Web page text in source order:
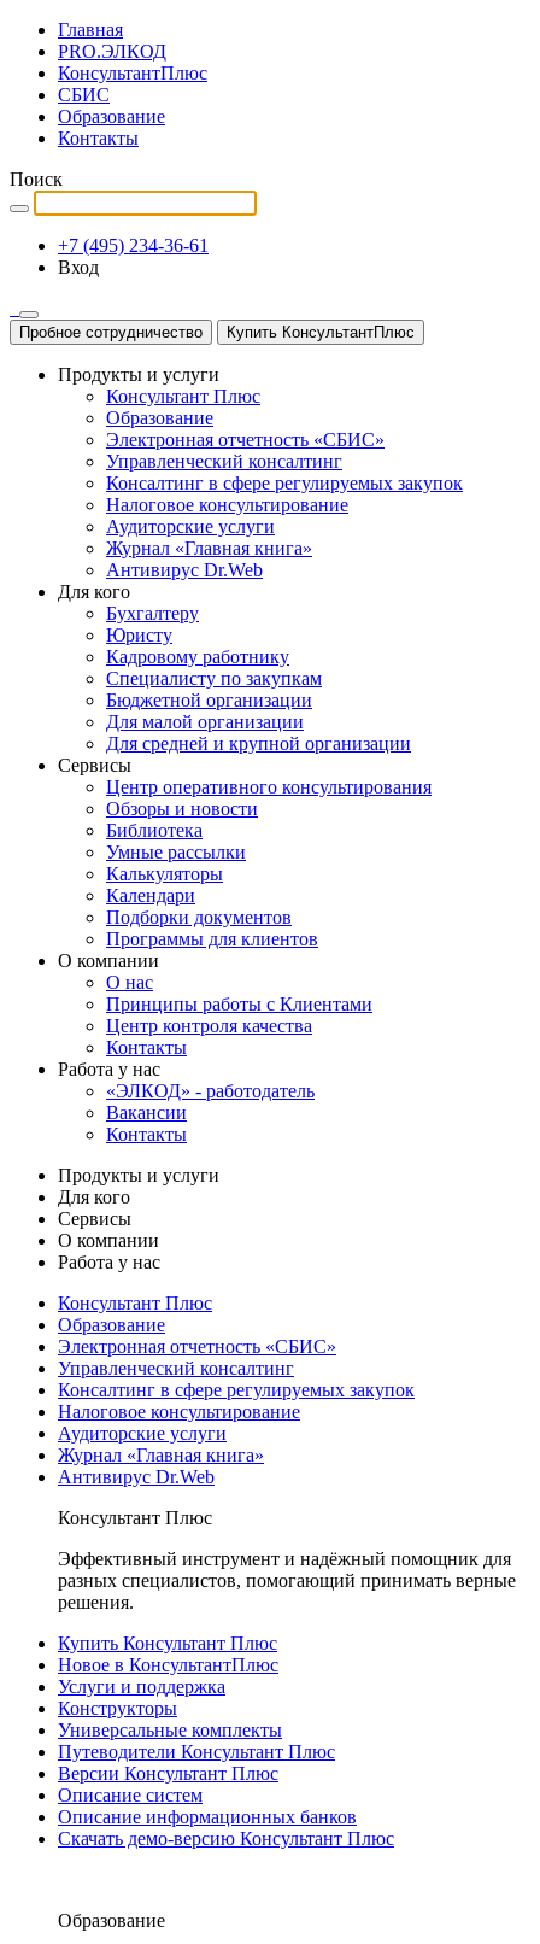
Главная
PRO.ЭЛКОД
КонсультантПлюс
СБИС
Образование
Контакты
Поиск
+7 (495) 234-36-61
Вход
Пробное сотрудничество Купить КонсультантПлюс
Продукты и услуги
Консультант Плюс
Образование
Электронная отчетность «СБИС»
Управленческий консалтинг
Консалтинг в сфере регулируемых закупок
Налоговое консультирование
Аудиторские услуги
Журнал «Главная книга»
Антивирус Dr.Web
Для кого
Бухгалтеру
Юристу
Кадровому работнику
Специалисту по закупкам
Бюджетной организации
Для малой организации
Для средней и крупной организации
Сервисы
Центр оперативного консультирования
Обзоры и новости
Библиотека
Умные рассылки
Калькуляторы
Календари
Подборки документов
Программы для клиентов
О компании
О нас
Принципы работы с Клиентами
Центр контроля качества
Контакты
Работа у нас
«ЭЛКОД» - работодатель
Вакансии
Контакты
Продукты и услуги
Для кого
Сервисы
О компании
Работа у нас
Консультант Плюс
Образование
Электронная отчетность «СБИС»
Управленческий консалтинг
Консалтинг в сфере регулируемых закупок
Налоговое консультирование
Аудиторские услуги
Журнал «Главная книга»
Антивирус Dr.Web
Консультант Плюс
Эффективный инструмент и надёжный помощник для
разных специалистов, помогающий принимать верные
решения.
Купить Консультант Плюс
Новое в КонсультантПлюс
Услуги и поддержка
Конструкторы
Универсальные комплекты
Путеводители Консультант Плюс
Версии Консультант Плюс
Описание систем
Описание информационных банков
Скачать демо-версию Консультант Плюс
Образование